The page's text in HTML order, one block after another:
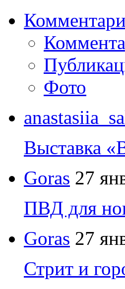
Фото
Выставка
Goras 27
ПВД для
Goras 27
Стрит и